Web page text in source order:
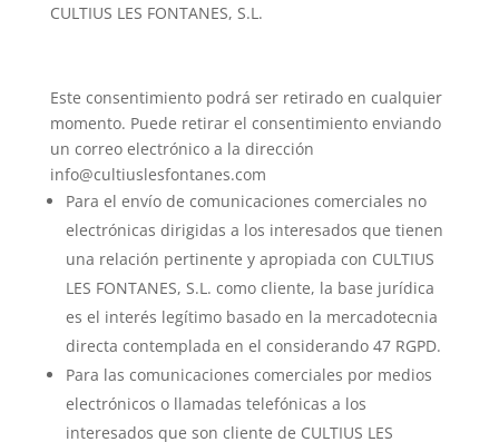
CULTIUS LES FONTANES, S.L.
Este consentimiento podrá ser retirado en cualquier
momento. Puede retirar el consentimiento enviando
un correo electrónico a la dirección
info@cultiuslesfontanes.com
Para el envío de comunicaciones comerciales no
electrónicas dirigidas a los interesados que tienen
una relación pertinente y apropiada con CULTIUS
LES FONTANES, S.L. como cliente, la base jurídica
es el interés legítimo basado en la mercadotecnia
directa contemplada en el considerando 47 RGPD.
Para las comunicaciones comerciales por medios
electrónicos o llamadas telefónicas a los
interesados que son cliente de CULTIUS LES